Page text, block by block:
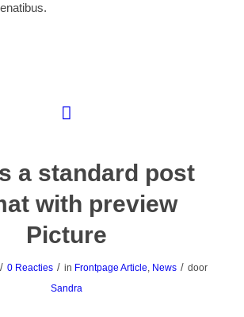
a standard post
with preview
Picture
/ 0 Reacties / in Frontpage Article, News / door
Sandra